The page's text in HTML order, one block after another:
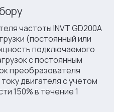
частоты INVT GD200A
(постоянный или
подключаемого
с постоянным
преобразователя
двигателя с учетом
150% в течение 1